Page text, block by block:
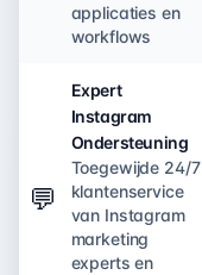
applicaties en
workflows
💬
Expert
Instagram
Ondersteuning
Toegewijde 24/7
klantenservice
van Instagram
marketing
experts en